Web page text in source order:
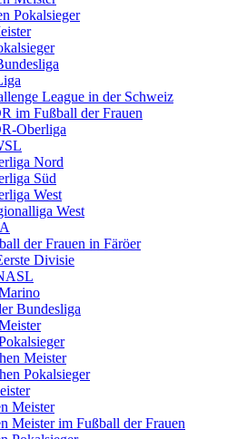
Pokalsieger
League in der Schweiz
im Fußball der Frauen
Oberliga
Nord
Süd
West
West
der Frauen in Färöer
Divisie
Bundesliga
Meister
Pokalsieger
Meister
Meister im Fußball der Frauen